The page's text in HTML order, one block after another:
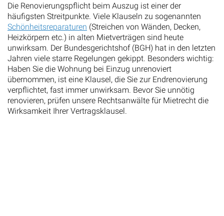
Die Renovierungspflicht beim Auszug ist einer der
häufigsten Streitpunkte. Viele Klauseln zu sogenannten
Schönheitsreparaturen (Streichen von Wänden, Decken,
Heizkörpern etc.) in alten Mietverträgen sind heute
unwirksam. Der Bundesgerichtshof (BGH) hat in den letzten
Jahren viele starre Regelungen gekippt. Besonders wichtig:
Haben Sie die Wohnung bei Einzug unrenoviert
übernommen, ist eine Klausel, die Sie zur Endrenovierung
verpflichtet, fast immer unwirksam. Bevor Sie unnötig
renovieren, prüfen unsere Rechtsanwälte für Mietrecht die
Wirksamkeit Ihrer Vertragsklausel.